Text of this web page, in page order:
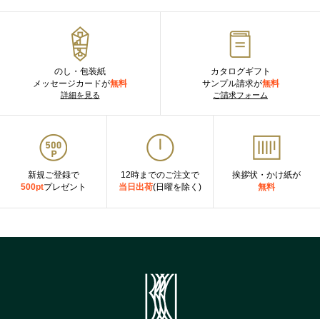
のし・包装紙
メッセージカードが無料
詳細を見る
カタログギフト
サンプル請求が無料
ご請求フォーム
新規ご登録で
500ptプレゼント
12時までのご注文で
当日出荷(日曜を除く)
挨拶状・かけ紙が
無料